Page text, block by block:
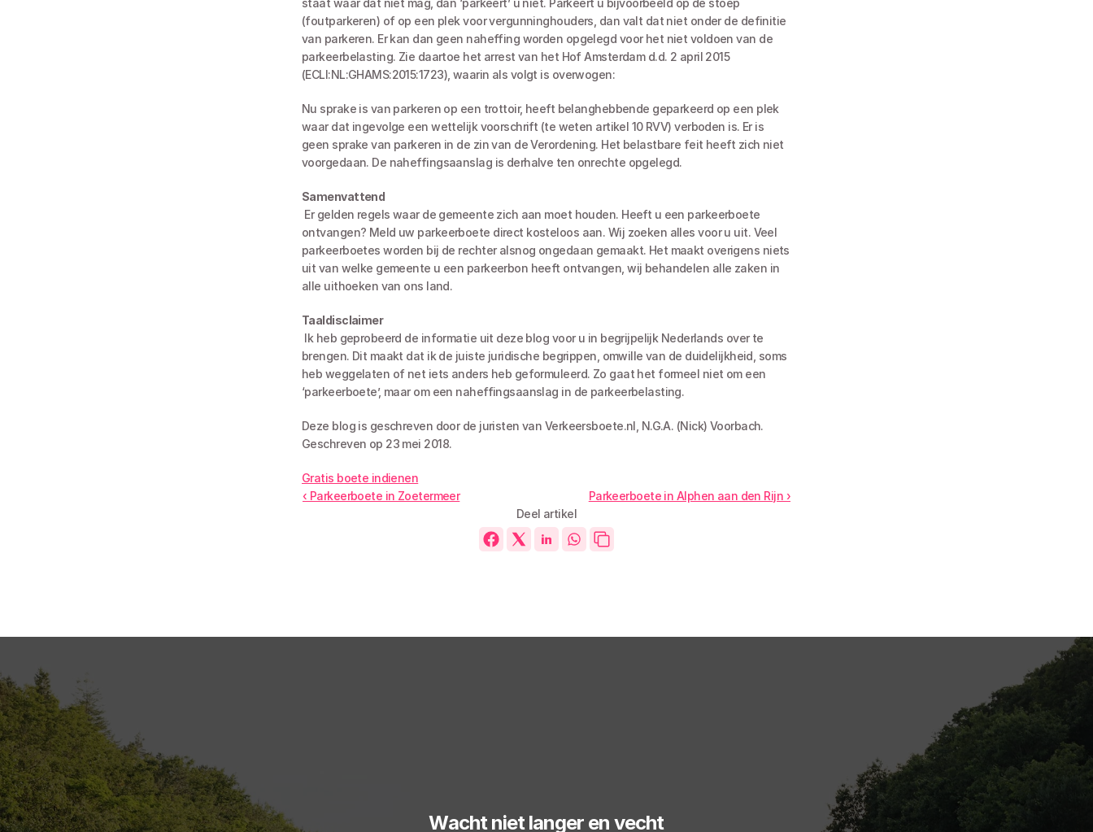
staat waar dat niet mag, dan ‘parkeert’ u niet. Parkeert u bijvoorbeeld op de stoep
(foutparkeren) of op een plek voor vergunninghouders, dan valt dat niet onder de definitie
van parkeren. Er kan dan geen naheffing worden opgelegd voor het niet voldoen van de
parkeerbelasting. Zie daartoe het arrest van het Hof Amsterdam d.d. 2 april 2015
(ECLI:NL:GHAMS:2015:1723), waarin als volgt is overwogen:
Nu sprake is van parkeren op een trottoir, heeft belanghebbende geparkeerd op een plek
waar dat ingevolge een wettelijk voorschrift (te weten artikel 10 RVV) verboden is. Er is
geen sprake van parkeren in de zin van de Verordening. Het belastbare feit heeft zich niet
voorgedaan. De naheffingsaanslag is derhalve ten onrechte opgelegd.
Samenvattend
ontvangen? Meld uw parkeerboete direct kosteloos aan. Wij zoeken alles voor u uit. Veel
parkeerboetes worden bij de rechter alsnog ongedaan gemaakt. Het maakt overigens niets
uit van welke gemeente u een parkeerbon heeft ontvangen, wij behandelen alle zaken in
alle uithoeken van ons land.
Taaldisclaimer
brengen. Dit maakt dat ik de juiste juridische begrippen, omwille van de duidelijkheid, soms
heb weggelaten of net iets anders heb geformuleerd. Zo gaat het formeel niet om een
‘parkeerboete’, maar om een naheffingsaanslag in de parkeerbelasting.
Deze blog is geschreven door de juristen van Verkeersboete.nl, N.G.A. (Nick) Voorbach.
Geschreven op 23 mei 2018.
Gratis boete indienen
‹ Parkeerboete in Zoetermeer
Parkeerboete in Alphen aan den Rijn ›
Deel artikel
Wacht niet langer en vecht